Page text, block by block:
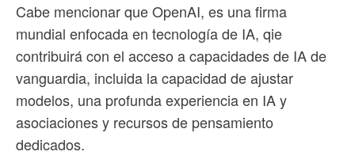
Cabe mencionar que OpenAI, es una firma
mundial enfocada en tecnología de IA, qie
contribuirá con el acceso a capacidades de IA de
vanguardia, incluida la capacidad de ajustar
modelos, una profunda experiencia en IA y
asociaciones y recursos de pensamiento
dedicados.